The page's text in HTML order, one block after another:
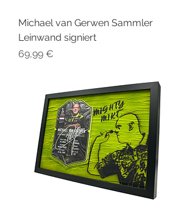
Michael van Gerwen Sammler
Leinwand signiert
Preis
69,99 €